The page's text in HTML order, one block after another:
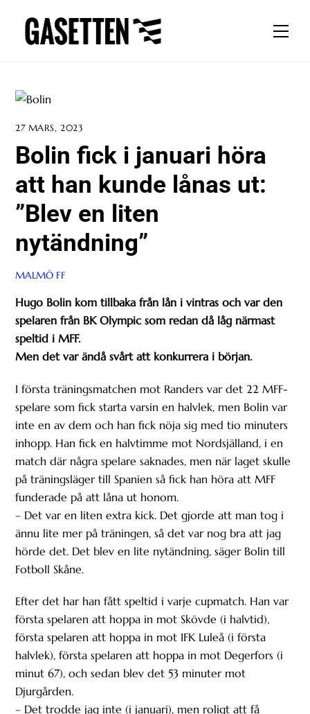
content
27 MARS, 2023
Bolin fick i januari höra
att han kunde lånas ut:
”Blev en liten
nytändning”
MALMÖ FF
Hugo Bolin kom tillbaka från lån i vintras och var den
spelaren från BK Olympic som redan då låg närmast
speltid i MFF.
Men det var ändå svårt att konkurrera i början.
I första träningsmatchen mot Randers var det 22 MFF-
spelare som fick starta varsin en halvlek, men Bolin var
inte en av dem och han fick nöja sig med tio minuters
inhopp. Han fick en halvtimme mot Nordsjälland, i en
match där några spelare saknades, men när laget skulle
på träningsläger till Spanien så fick han höra att MFF
funderade på att låna ut honom.
– Det var en liten extra kick. Det gjorde att man tog i
ännu lite mer på träningen, så det var nog bra att jag
hörde det. Det blev en lite nytändning, säger Bolin till
Fotboll Skåne.
Efter det har han fått speltid i varje cupmatch. Han var
första spelaren att hoppa in mot Skövde (i halvtid),
första spelaren att hoppa in mot IFK Luleå (i första
halvlek), första spelaren att hoppa in mot Degerfors (i
minut 67), och sedan blev det 53 minuter mot
Djurgården.
– Det trodde jag inte (i januari), men roligt att få